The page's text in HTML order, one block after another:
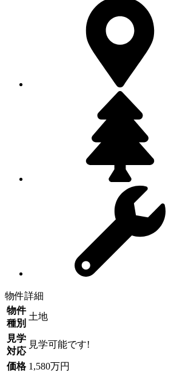
物件詳細
物件
種別
土地
見学
対応
見学可能です!
価格 1,580万円